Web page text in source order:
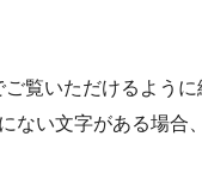
覧いただけるよう
ない文字がある場合